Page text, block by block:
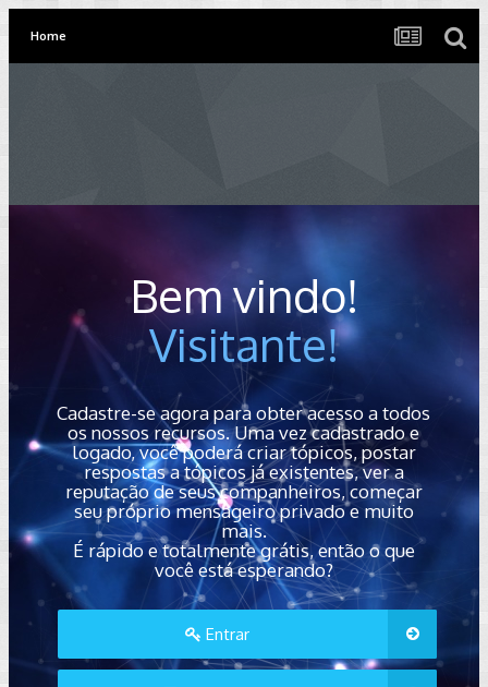
Home
Bem vindo!
Visitante!
Cadastre-se agora para obter acesso a todos
os nossos recursos. Uma vez cadastrado e
logado, você poderá criar tópicos, postar
respostas a tópicos já existentes, ver a
reputação de seus companheiros, começar
seu próprio mensageiro privado e muito
mais.
É rápido e totalmente grátis, então o que
você está esperando?
Entrar